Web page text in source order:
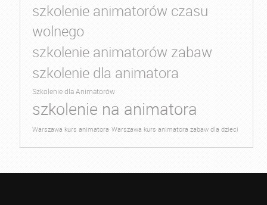
szkolenie animatorów czasu
wolnego
szkolenie animatorów zabaw
szkolenie dla animatora
Szkolenie dla Animatorów
szkolenie na animatora
Warszawa kurs animatora Warszawa kurs animatora zabaw dla dzieci